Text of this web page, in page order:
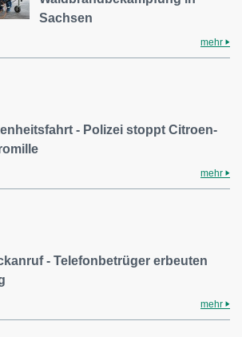
Sachsen
mehr
- Polizei stoppt Citroen-
mehr
- Telefonbetrüger erbeuten
mehr